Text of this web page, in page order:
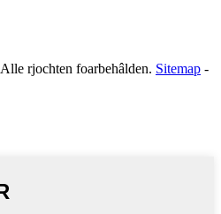
rjochten foarbehâlden. Sitemap -